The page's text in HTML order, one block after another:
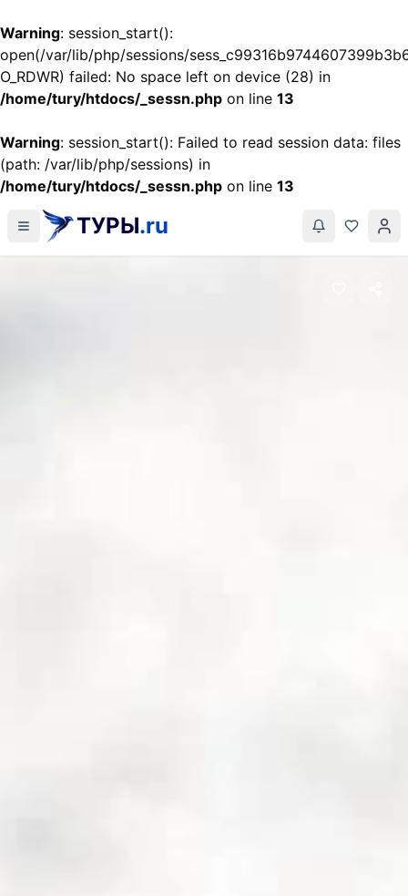
Warning: session_start():
open(/var/lib/php/sessions/
O_RDWR) failed: No space left on device (28) in
/home/tury/htdocs/_sessn.php on line 13
Warning: session_start(): Failed to read session data: files
(path: /var/lib/php/sessions) in
/home/tury/htdocs/_sessn.php on line 13
ТУРЫ.ru